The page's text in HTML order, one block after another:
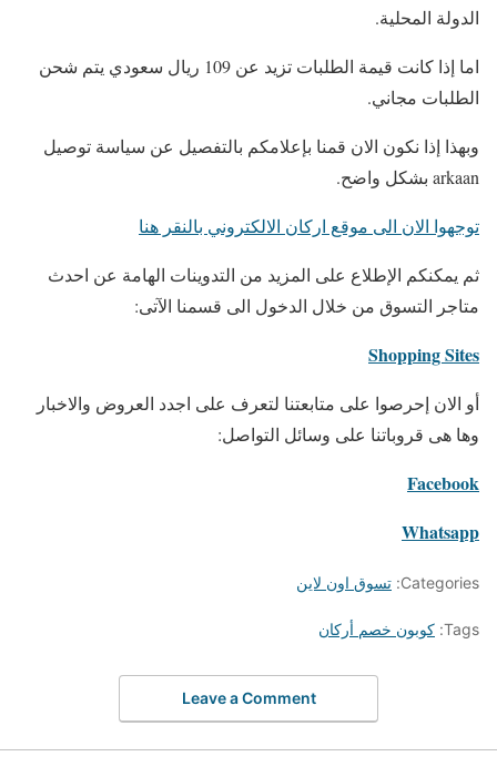
الدولة المحلية.
اما إذا كانت قيمة الطلبات تزيد عن 109 ريال سعودي يتم شحن
الطلبات مجاني.
وبهذا إذا نكون الان قمنا بإعلامكم بالتفصيل عن سياسة توصيل
arkaan بشكل واضح.
توجهوا الان الى موقع اركان الالكتروني بالنقر هنا
ثم يمكنكم الإطلاع على المزيد من التدوينات الهامة عن احدث
متاجر التسوق من خلال الدخول الى قسمنا الآتى:
Shopping Sites
أو الان إحرصوا على متابعتنا لتعرف على اجدد العروض والاخبار
وها هى قروباتنا على وسائل التواصل:
Facebook
Whatsapp
Categories: تسوق اون لاين
Tags: كوبون خصم أركان
Leave a Comment